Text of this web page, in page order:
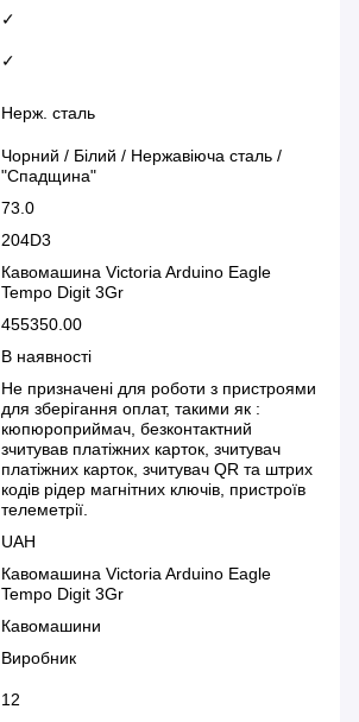
✓
✓
Нерж. сталь
Чорний / Білий / Нержавіюча сталь /
"Спадщина"
73.0
204D3
Кавомашина Victoria Arduino Eagle
Tempo Digit 3Gr
455350.00
В наявності
Не призначені для роботи з пристроями
для зберігання оплат, такими як :
кюпюроприймач, безконтактний
зчитував платіжних карток, зчитувач
платіжних карток, зчитувач QR та штрих
кодів рідер магнітних ключів, пристроїв
телеметрії.
UAH
Кавомашина Victoria Arduino Eagle
Tempo Digit 3Gr
Кавомашини
Виробник
12